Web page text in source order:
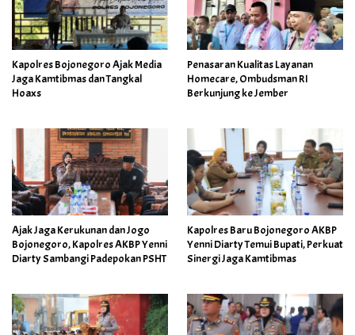
Kapolres Bojonegoro Ajak Media
Jaga Kamtibmas dan Tangkal
Hoaxs
Penasaran Kualitas Layanan
Homecare, Ombudsman RI
Berkunjung ke Jember
Ajak Jaga Kerukunan dan Jogo
Bojonegoro, Kapolres AKBP Yenni
Diarty Sambangi Padepokan PSHT
Kapolres Baru Bojonegoro AKBP
Yenni Diarty Temui Bupati, Perkuat
Sinergi Jaga Kamtibmas